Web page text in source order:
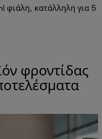
φιάλη, κατάλληλη για 5
φροντίδας